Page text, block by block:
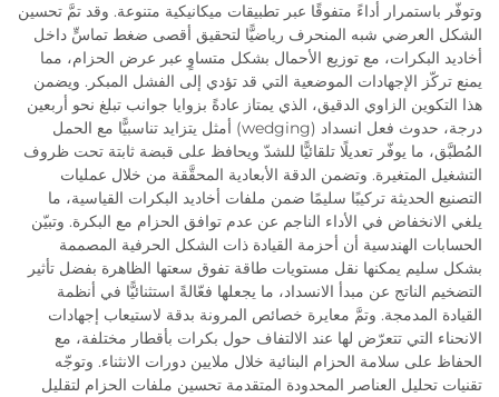
وتوفّر باستمرار أداءً متفوقًا عبر تطبيقات ميكانيكية متنوعة. وقد تمَّ تحسين
الشكل العرضي شبه المنحرف رياضيًّا لتحقيق أقصى ضغط تماسٍّ داخل
أخاديد البكرات، مع توزيع الأحمال بشكل متساوٍ عبر عرض الحزام، مما
يمنع تركّز الإجهادات الموضعية التي قد تؤدي إلى الفشل المبكر. ويضمن
هذا التكوين الزاوي الدقيق، الذي يمتاز عادةً بزوايا جوانب تبلغ نحو أربعين
درجة، حدوث فعل انسداد (wedging) أمثل يتزايد تناسبيًّا مع الحمل
المُطبَّق، ما يوفّر تعديلًا تلقائيًّا للشدّ ويحافظ على قبضة ثابتة تحت ظروف
التشغيل المتغيرة. وتضمن الدقة الأبعادية المحقَّقة من خلال عمليات
التصنيع الحديثة تركيبًا سليمًا ضمن ملفات أخاديد البكرات القياسية، ما
يلغي الانخفاض في الأداء الناجم عن عدم توافق الحزام مع البكرة. وتبيّن
الحسابات الهندسية أن أحزمة القيادة ذات الشكل الحرفية المصممة
بشكل سليم يمكنها نقل مستويات طاقة تفوق سعتها الظاهرة بفضل تأثير
التضخيم الناتج عن مبدأ الانسداد، ما يجعلها فعّالةً استثنائيًّا في أنظمة
القيادة المدمجة. وتمَّ معايرة خصائص المرونة بدقة لاستيعاب إجهادات
الانحناء التي تتعرّض لها عند الالتفاف حول بكرات بأقطار مختلفة، مع
الحفاظ على سلامة الحزام البنائية خلال ملايين دورات الانثناء. وتوجّه
تقنيات تحليل العناصر المحدودة المتقدمة تحسين ملفات الحزام لتقليل